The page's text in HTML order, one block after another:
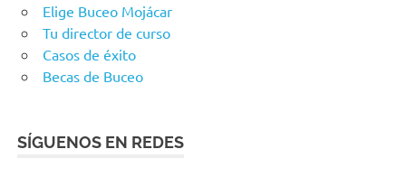
Elige Buceo Mojácar
Tu director de curso
Casos de éxito
Becas de Buceo
SÍGUENOS EN REDES